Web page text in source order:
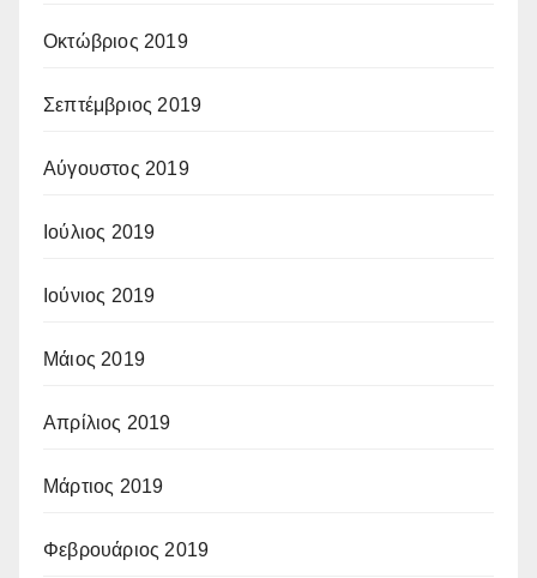
Οκτώβριος 2019
Σεπτέμβριος 2019
Αύγουστος 2019
Ιούλιος 2019
Ιούνιος 2019
Μάιος 2019
Απρίλιος 2019
Μάρτιος 2019
Φεβρουάριος 2019